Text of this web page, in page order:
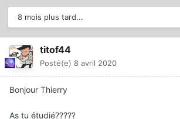
8 mois plus tard...
titof44
Posté(e) 8 avril 2020
Bonjour Thierry
As tu étudié?????